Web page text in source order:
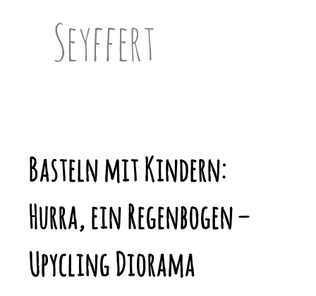
Seyffert
Basteln mit Kindern:
Hurra, ein Regenbogen –
Upycling Diorama